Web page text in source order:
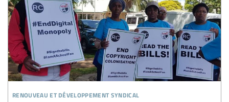
renouveau et développement syndical